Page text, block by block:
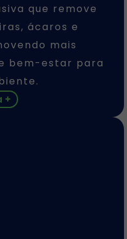
que remove
ácaros e
mais
bem-estar para
+